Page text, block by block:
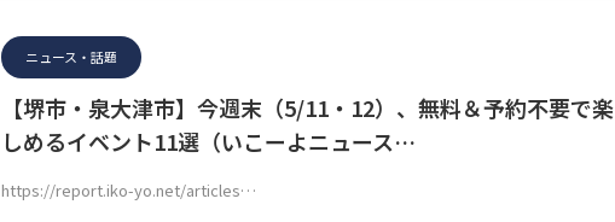
ニュース・話題
【堺市・泉大津市】今週末（5/11・12）、無料＆予約不要で楽
しめるイベント11選（いこーよニュース…
https://report.iko-yo.net/articles…